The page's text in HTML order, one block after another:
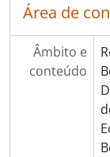
Área de
Âmbito e
conteúdo